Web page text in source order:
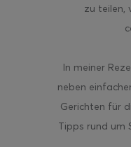
zu teilen,
In meiner
neben
Gerichten für
Tipps rund um